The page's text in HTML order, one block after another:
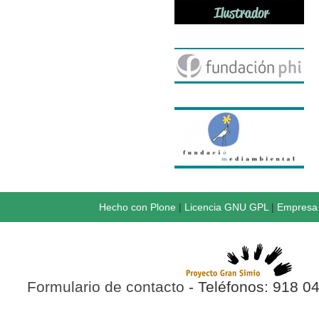
Hecho con Plone| Licencia GNU GPL |
Formulario de contacto - Teléfonos: 918